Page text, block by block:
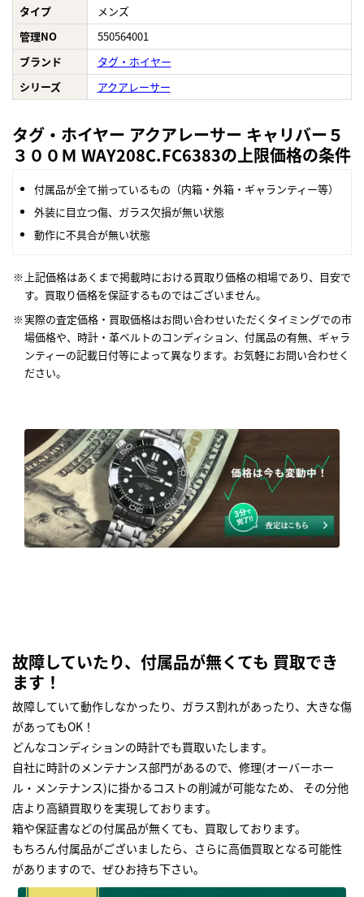
タイプ
メンズ
管理NO
550564001
ブランド
タグ・ホイヤー
シリーズ
アクアレーサー
タグ・ホイヤー アクアレーサー キャリバー５
３００Ｍ WAY208C.FC6383の上限価格の条件
付属品が全て揃っているもの（内箱・外箱・ギャランティー等）
外装に目立つ傷、ガラス欠損が無い状態
動作に不具合が無い状態
上記価格はあくまで掲載時における買取り価格の相場であり、目安で
す。買取り価格を保証するものではございません。
実際の査定価格・買取価格はお問い合わせいただくタイミングでの市
場価格や、時計・革ベルトのコンディション、付属品の有無、ギャラ
ンティーの記載日付等によって異なります。お気軽にお問い合わせく
ださい。
故障していたり、付属品が無くても 買取でき
ます！
故障していて動作しなかったり、ガラス割れがあったり、大きな傷
があってもOK！
どんなコンディションの時計でも買取いたします｡
自社に時計のメンテナンス部門があるので、修理(オーバーホー
ル・メンテナンス)に掛かるコストの削減が可能なため、 その分他
店より高額買取りを実現しております｡
箱や保証書などの付属品が無くても、買取しております。
もちろん付属品がございましたら、さらに高価買取となる可能性
がありますので、ぜひお持ち下さい｡